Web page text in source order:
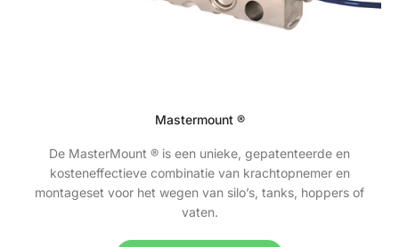
Mastermount ®
De MasterMount ® is een unieke, gepatenteerde en
kosteneffectieve combinatie van krachtopnemer en
montageset voor het wegen van silo’s, tanks, hoppers of
vaten.